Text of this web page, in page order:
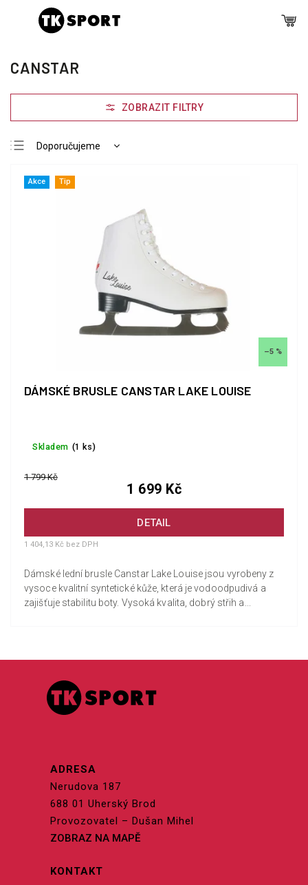
CANSTAR
Doporučujeme
Nejdražší
Akce Tip
–5 %
DÁMSKÉ BRUSLE CANSTAR LAKE LOUISE
Skladem (1 ks)
DETAIL
1 404,13 Kč bez DPH
1 799 Kč
1 699 Kč
Dámské lední brusle Canstar Lake Louise jsou vyrobeny z
vysoce kvalitní syntetické kůže, která je vodoodpudivá a
zajišťuje stabilitu boty. Vysoká kvalita, dobrý střih a...
ADRESA
Nerudova 187
688 01 Uherský Brod
Provozovatel – Dušan Mihel
ZOBRAZ NA MAPĚ
KONTAKT